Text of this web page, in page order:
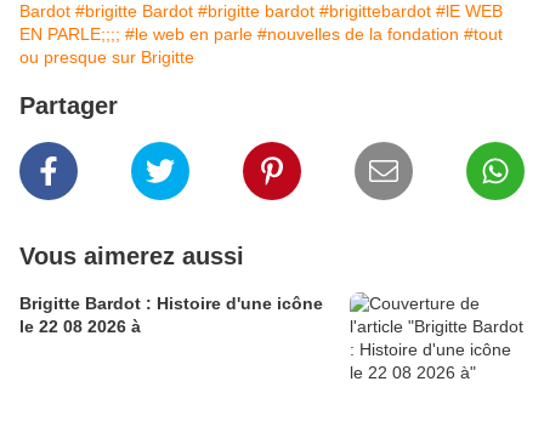
Bardot #brigitte Bardot #brigitte bardot #brigittebardot #lE WEB
EN PARLE;;;; #le web en parle #nouvelles de la fondation #tout
ou presque sur Brigitte
Partager
Vous aimerez aussi
Brigitte Bardot : Histoire d'une icône
le 22 08 2026 à